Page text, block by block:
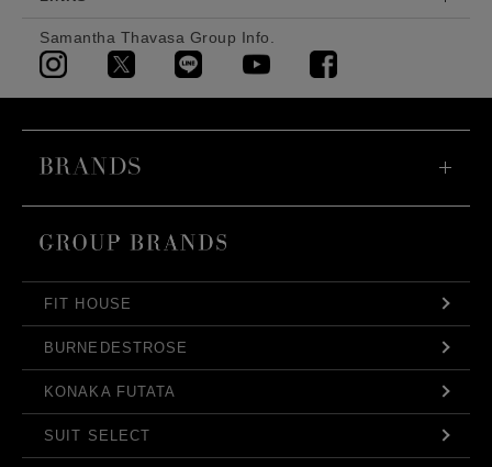
Samantha Thavasa Group Info.
FIT HOUSE
BURNEDESTROSE
KONAKA FUTATA
SUIT SELECT